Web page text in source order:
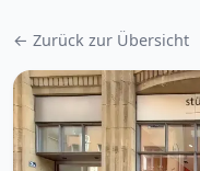
← Zurück zur Übersicht